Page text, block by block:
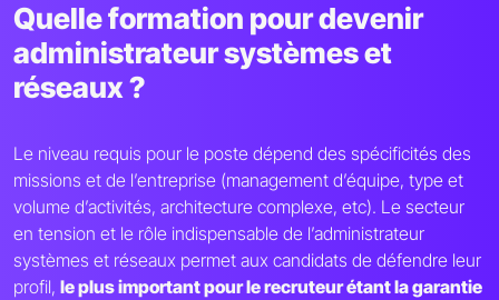
Quelle formation pour devenir
administrateur systèmes et
réseaux ?
Le niveau requis pour le poste dépend des spécificités des
missions et de l’entreprise (management d’équipe, type et
volume d’activités, architecture complexe, etc). Le secteur
en tension et le rôle indispensable de l’administrateur
systèmes et réseaux permet aux candidats de défendre leur
profil, le plus important pour le recruteur étant la garantie